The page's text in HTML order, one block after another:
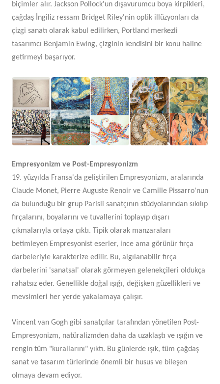
biçimler alır. Jackson Pollock'un dışavurumcu boya kirpikleri,
çağdaş İngiliz ressam Bridget Riley'nin optik illüzyonları da
çizgi sanatı olarak kabul edilirken, Portland merkezli
tasarımcı Benjamin Ewing, çizginin kendisini bir konu haline
getirmeyi başarıyor.
Empresyonizm ve Post-Empresyonizm
19. yüzyılda Fransa'da geliştirilen Empresyonizm, aralarında
Claude Monet, Pierre Auguste Renoir ve Camille Pissarro'nun
da bulunduğu bir grup Parisli sanatçının stüdyolarından sıkılıp
fırçalarını, boyalarını ve tuvallerini toplayıp dışarı
çıkmalarıyla ortaya çıktı. Tipik olarak manzaraları
betimleyen Empresyonist eserler, ince ama görünür fırça
darbeleriyle karakterize edilir. Bu, algılanabilir fırça
darbelerini 'sanatsal' olarak görmeyen gelenekçileri oldukça
rahatsız eder. Genellikle doğal ışığı, değişken güzellikleri ve
mevsimleri her yerde yakalamaya çalışır.
Vincent van Gogh gibi sanatçılar tarafından yönetilen Post-
Empresyonizm, natüralizmden daha da uzaklaştı ve ışığın ve
rengin tüm "kurallarını" yıktı. Bu günlerde ışık, tüm çağdaş
sanat ve tasarım türlerinde önemli bir husus ve bileşen
olmaya devam ediyor.